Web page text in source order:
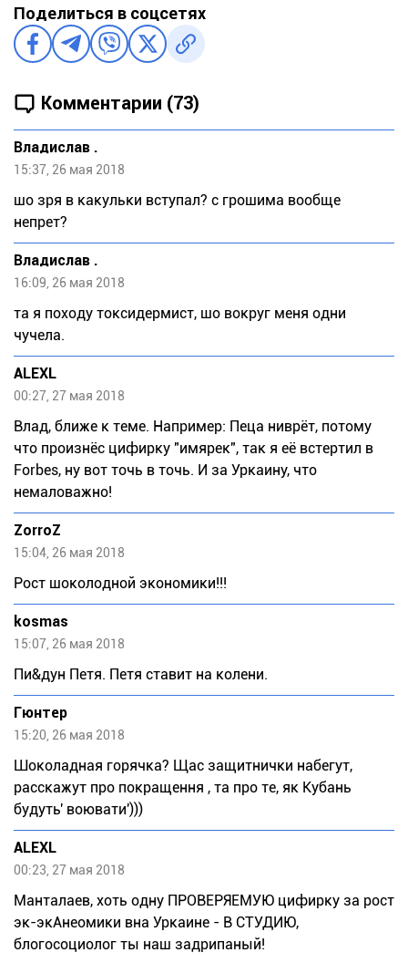
Поделиться в соцсетях
Комментарии (73)
Владислав .
15:37, 26 мая 2018
шо зря в какульки вступал? с грошима вообще
непрет?
Владислав .
16:09, 26 мая 2018
та я походу токсидермист, шо вокруг меня одни
чучела.
ALEXL
00:27, 27 мая 2018
Влад, ближе к теме. Например: Пеца ниврёт, потому
что произнёс цифирку "имярек", так я её встертил в
Forbes, ну вот точь в точь. И за Уркаину, что
немаловажно!
ZorroZ
15:04, 26 мая 2018
Рост шоколодной экономики!!!
kosmas
15:07, 26 мая 2018
Пи&дун Петя. Петя ставит на колени.
Гюнтер
15:20, 26 мая 2018
Шоколадная горячка? Щас защитнички набегут,
расскажут про покращення , та про те, як Кубань
будуть' воювати')))
ALEXL
00:23, 27 мая 2018
Манталаев, хоть одну ПРОВЕРЯЕМУЮ цифирку за рост
эк-экАнеомики вна Уркаине - В СТУДИЮ,
блогосоциолог ты наш задрипаный!